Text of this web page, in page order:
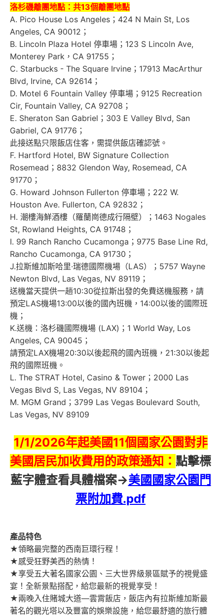
洛杉磯離團地點： 共13個離團地點
A. Pico House Los Angeles；424 N Main St, Los
Angeles, CA 90012；
B. Lincoln Plaza Hotel 停車場；123 S Lincoln Ave,
Monterey Park，CA 91755；
C. Starbucks - The Square Irvine；17913 MacArthur
Blvd, Irvine, CA 92614；
D. Motel 6 Fountain Valley 停車場；9125 Recreation
Cir, Fountain Valley, CA 92708；
E. Sheraton San Gabriel；303 E Valley Blvd, San
Gabriel, CA 91776；
此接送點只限飯店住客，需提供飯店確認號。
F. Hartford Hotel, BW Signature Collection
Rosemead；8832 Glendon Way, Rosemead, CA
91770；
G. Howard Johnson Fullerton 停車場；222 W.
Houston Ave. Fullerton, CA 92832；
H. 潮樓海鮮酒樓（羅蘭崗德成行隔壁）；1463 Nogales
St, Rowland Heights, CA 91748；
I. 99 Ranch Rancho Cucamonga；9775 Base Line Rd,
Rancho Cucamonga, CA 91730；
J.拉斯維加斯哈里·瑞德國際機場（LAS）；5757 Wayne
Newton Blvd, Las Vegas, NV 89119；
送機當天提供一趟10:30從拉斯出發的免費送機服務，請
預定LAS機場13:00以後的國內班機，14:00以後的國際班
機；
K.送機：洛杉磯國際機場 (LAX)；1 World Way, Los
Angeles, CA 90045；
請預定LAX機場20:30以後起飛的國內班機，21:30以後起
飛的國際班機。
L. The STRAT Hotel, Casino & Tower；2000 Las
Vegas Blvd S, Las Vegas, NV 89104；
M. MGM Grand；3799 Las Vegas Boulevard South,
Las Vegas, NV 89109
1/1/2026年起美國11個國家公園對非
美國居民加收費用的政策通知： 點擊標
藍字體查看具體檔案→美國國家公園門
票附加費.pdf
產品特色
★領略最完整的西南巨環行程！
★感受狂野美西的熱情！
★享受五大著名國家公園、三大世界級景區賦予的視覺盛
宴！全新景點搭配，給您最新的視覺享受！
★兩晚入住賭城大道—雲霄飯店，飯店內有拉斯維加斯最
著名的觀光塔以及豐富的娛樂設施，給您最舒適的旅行體